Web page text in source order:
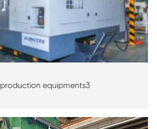
production equipments3